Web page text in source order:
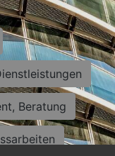
Beratung